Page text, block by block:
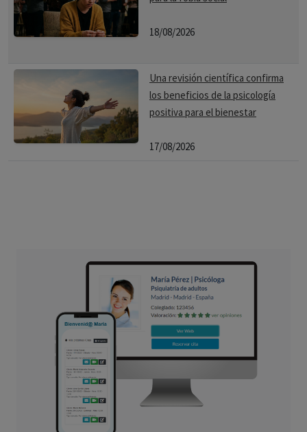
18/08/2026
Una revisión científica confirma
los beneficios de la psicología
positiva para el bienestar
17/08/2026